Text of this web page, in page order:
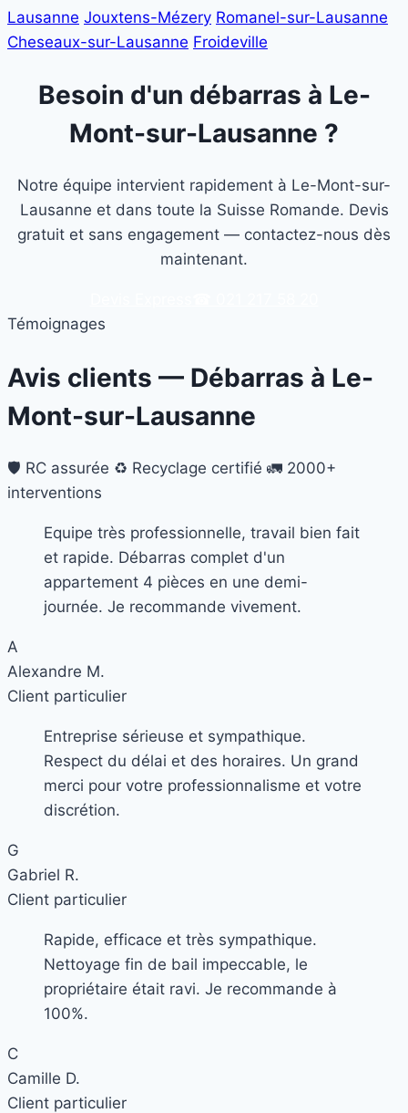
Lausanne Jouxtens-Mézery Romanel-sur-Lausanne
Cheseaux-sur-Lausanne Froideville
Besoin d'un débarras à Le-
Mont-sur-Lausanne ?
Notre équipe intervient rapidement à Le-Mont-sur-
Lausanne et dans toute la Suisse Romande. Devis
gratuit et sans engagement — contactez-nous dès
maintenant.
Témoignages
Avis clients — Débarras à Le-
Mont-sur-Lausanne
🛡️ RC assurée ♻️ Recyclage certifié 🚛 2000+
interventions
Equipe très professionnelle, travail bien fait
et rapide. Débarras complet d'un
appartement 4 pièces en une demi-
journée. Je recommande vivement.
A
Alexandre M.
Client particulier
Entreprise sérieuse et sympathique.
Respect du délai et des horaires. Un grand
merci pour votre professionnalisme et votre
discrétion.
G
Gabriel R.
Client particulier
Rapide, efficace et très sympathique.
Nettoyage fin de bail impeccable, le
propriétaire était ravi. Je recommande à
100%.
C
Camille D.
Client particulier